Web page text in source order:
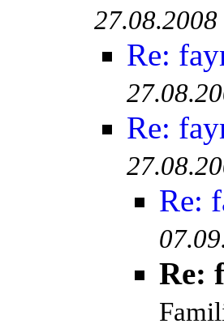
Re:
Re:
Re:
Re: